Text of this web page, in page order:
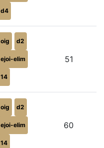
d4
oig d2
ejoi-elim
14
51
oig d2
ejoi-elim
14
60